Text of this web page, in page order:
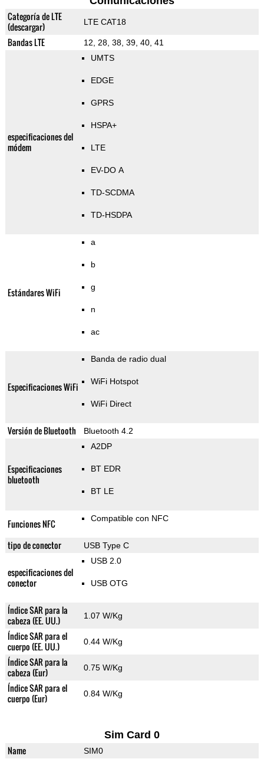
Categoría de LTE
(descargar)
LTE CAT18
Bandas LTE 12, 28, 38, 39, 40, 41
especificaciones del
módem
UMTS
EDGE
GPRS
HSPA+
LTE
EV-DO A
TD-SCDMA
TD-HSDPA
Estándares WiFi
a
b
g
n
ac
Especificaciones WiFi
Banda de radio dual
WiFi Hotspot
WiFi Direct
Versión de Bluetooth Bluetooth 4.2
Especificaciones
bluetooth
A2DP
BT EDR
BT LE
Funciones NFC Compatible con NFC
tipo de conector USB Type C
especificaciones del
conector
USB 2.0
USB OTG
Índice SAR para la
cabeza (EE. UU.)
1.07 W/Kg
Índice SAR para el
cuerpo (EE. UU.)
0.44 W/Kg
Índice SAR para la
cabeza (Eur)
0.75 W/Kg
Índice SAR para el
cuerpo (Eur)
0.84 W/Kg
Sim Card 0
Name SIM0